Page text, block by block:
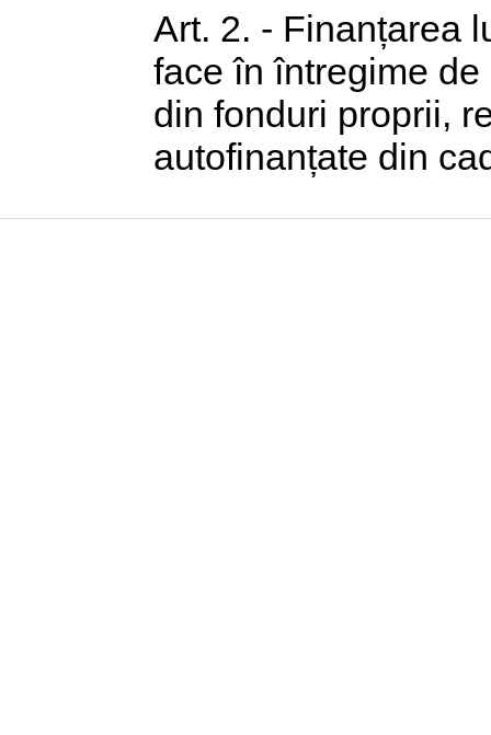
Art. 2. - Finanțarea
face în întregime
din fonduri proprii,
autofinanțate din